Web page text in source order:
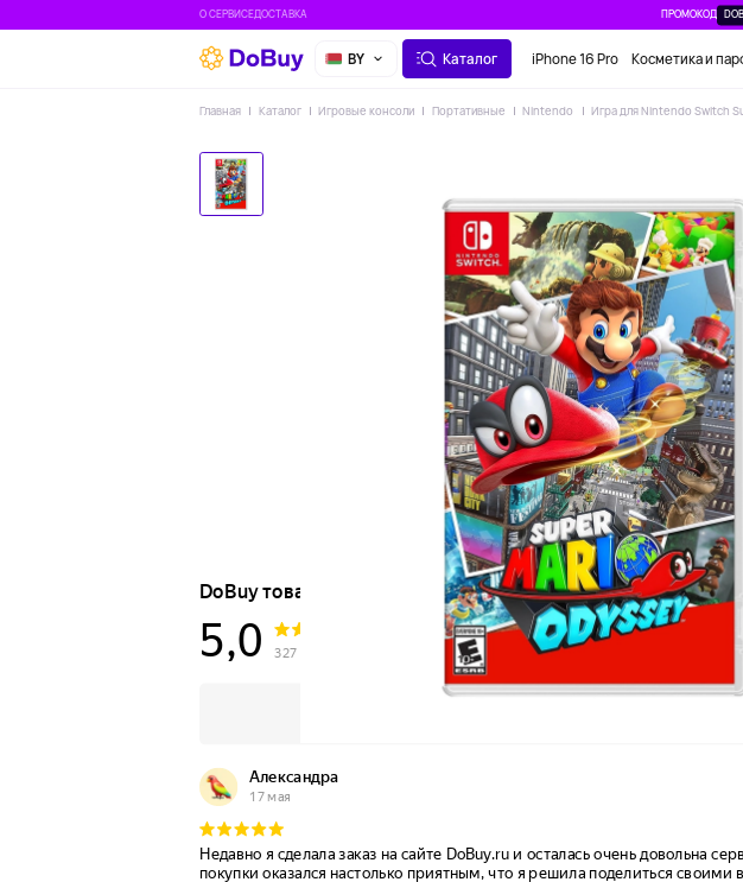
О СЕРВИСЕДОСТАВКА ПРОМОКОД
BY Каталог iPhone 16 Pro Косметика и
Главная Каталог Игровые консоли Портативные Nintendo Игра для Nintendo Switch